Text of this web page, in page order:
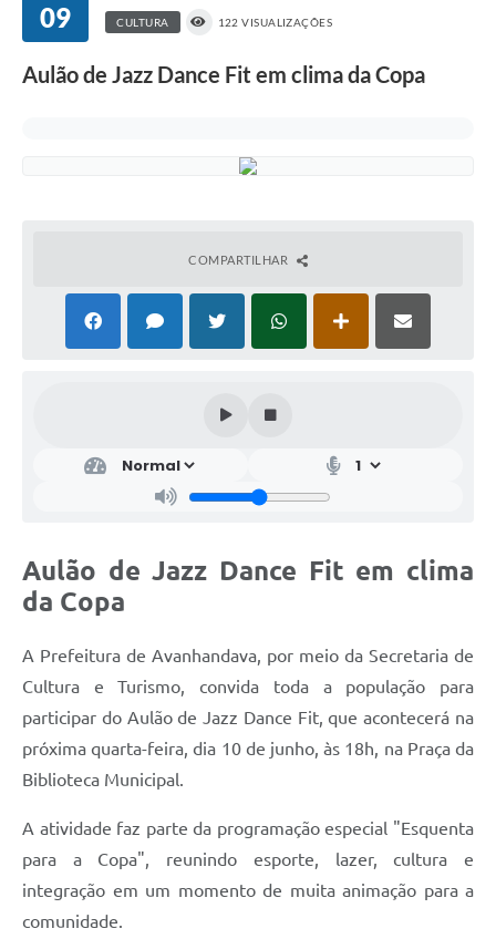
09 CULTURA 122 VISUALIZAÇÕES
Aulão de Jazz Dance Fit em clima da Copa
COMPARTILHAR
Aulão de Jazz Dance Fit em clima
da Copa
A Prefeitura de Avanhandava, por meio da Secretaria de
Cultura e Turismo, convida toda a população para
participar do Aulão de Jazz Dance Fit, que acontecerá na
próxima quarta-feira, dia 10 de junho, às 18h, na Praça da
Biblioteca Municipal.
A atividade faz parte da programação especial "Esquenta
para a Copa", reunindo esporte, lazer, cultura e
integração em um momento de muita animação para a
comunidade.